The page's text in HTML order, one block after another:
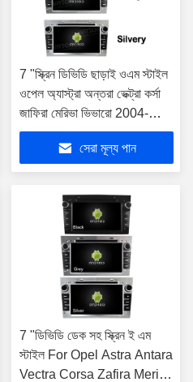
7 "স্ক্রিন ডিভিডি ছাড়াই ওএম স্টাইল
ওপেল অ্যাস্ট্রা অন্তরা ভেক্ট্রা কর্সা
জাফিরা মেরিভা ভিভারো 2004-
2011 গাড়ি মাল্টিমিডিয়া সেন্ট
সেরা মূল্য পান
7 "ডিভিডি ডেক সহ স্ক্রিন ই এম
স্টাইল For Opel Astra Antara
Vectra Corsa Zafira Meriva